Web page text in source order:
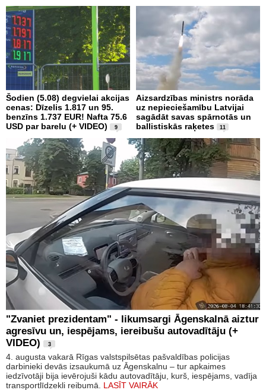
Šodien (5.08) degvielai akcijas
cenas: Dīzelis 1.817 un 95.
benzīns 1.737 EUR! Nafta 75.6
USD par barelu (+ VIDEO)
9
Aizsardzības ministrs norāda
uz nepieciešamību Latvijai
sagādāt savas spārnotās un
ballistiskās raķetes
11
"Zvaniet prezidentam" - likumsargi Āgenskalnā aiztur
agresīvu un, iespējams, iereibušu autovadītāju (+
VIDEO)
3
4. augusta vakarā Rīgas valstspilsētas pašvaldības policijas
darbinieki devās izsaukumā uz Āgenskalnu – tur apkaimes
iedzīvotāji bija ievērojuši kādu autovadītāju, kurš, iespējams, vadīja
transportlīdzekli reibumā. LASĪT VAIRĀK